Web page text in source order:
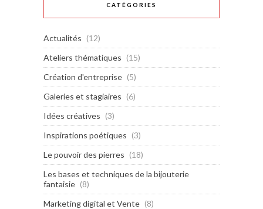
CATÉGORIES
Actualités (12)
Ateliers thématiques (15)
Création d'entreprise (5)
Galeries et stagiaires (6)
Idées créatives (3)
Inspirations poétiques (3)
Le pouvoir des pierres (18)
Les bases et techniques de la bijouterie
fantaisie (8)
Marketing digital et Vente (8)